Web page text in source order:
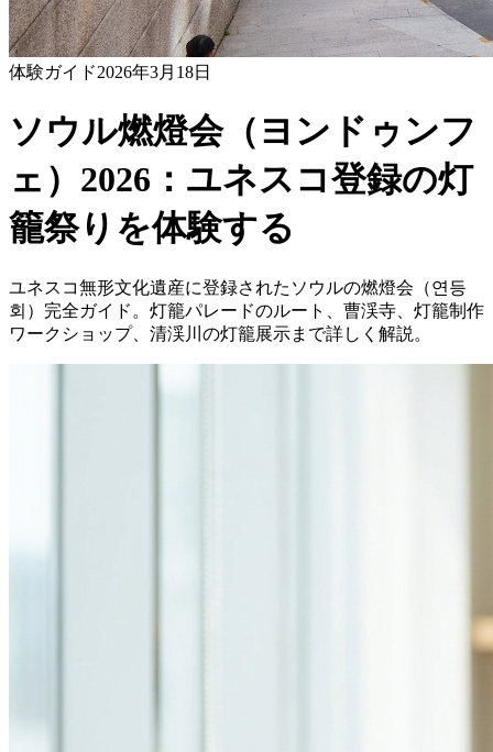
体験ガイド2026年3月18日
ソウル燃燈会（ヨンドゥンフ
ェ）2026：ユネスコ登録の灯
籠祭りを体験する
ユネスコ無形文化遺産に登録されたソウルの燃燈会（연등
회）完全ガイド。灯籠パレードのルート、曹渓寺、灯籠制作
ワークショップ、清渓川の灯籠展示まで詳しく解説。